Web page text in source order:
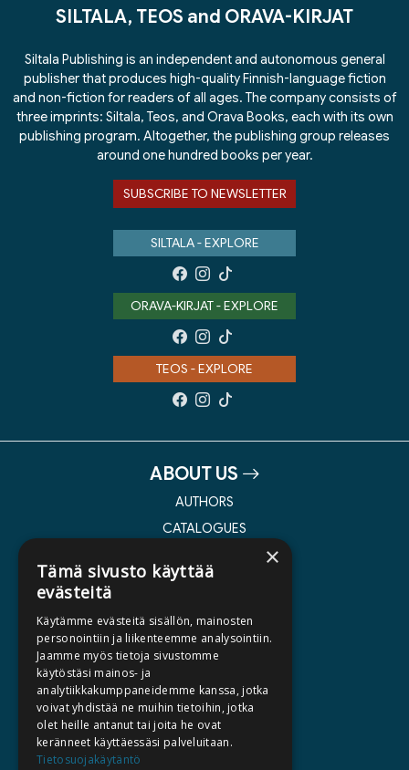
SILTALA, TEOS and ORAVA-KIRJAT
Siltala Publishing is an independent and autonomous general
publisher that produces high-quality Finnish-language fiction
and non-fiction for readers of all ages. The company consists of
three imprints: Siltala, Teos, and Orava Books, each with its own
publishing program. Altogether, the publishing group releases
around one hundred books per year.
SUBSCRIBE TO NEWSLETTER
SILTALA - EXPLORE
ORAVA-KIRJAT - EXPLORE
TEOS - EXPLORE
ABOUT US
AUTHORS
CATALOGUES
COMMISSIONED BOOKS
PRESS
BILLING ADDRESS
SILTALA.FI
E-BOOKS AND AUDIOBOOKS
×
Tämä sivusto käyttää
evästeitä
Käytämme evästeitä sisällön, mainosten
personointiin ja liikenteemme analysointiin.
Jaamme myös tietoja sivustomme
käytöstäsi mainos- ja
analytiikkakumppaneidemme kanssa, jotka
voivat yhdistää ne muihin tietoihin, jotka
olet heille antanut tai joita he ovat
keränneet käyttäessäsi palveluitaan.
Tietosuojakäytäntö